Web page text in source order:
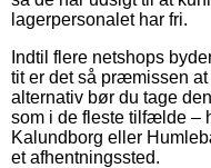
lagerpersonalet har fri.
Indtil flere netshops
tit er det så præmissen
alternativ bør du tage
som i de fleste tilfælde –
Kalundborg eller
et afhentningssted.